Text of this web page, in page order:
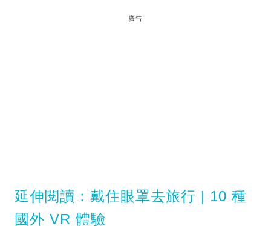
廣告
延伸閱讀：戴住眼罩去旅行 | 10 種
國外 VR 體驗